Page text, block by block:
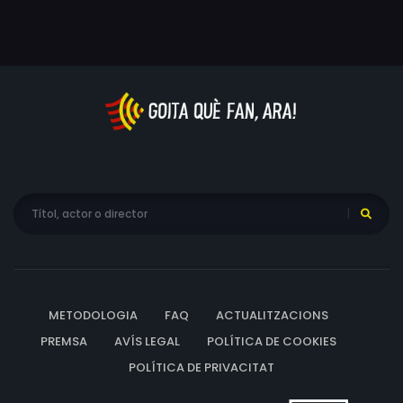
METODOLOGIA FAQ
ACTUALITZACIONS
PREMSA
AVÍS LEGAL
POLÍTICA DE COOKIES
POLÍTICA DE PRIVACITAT